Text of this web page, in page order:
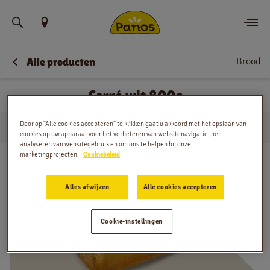
Vind uw locatie
Nieuws
Menu
Winkels
App
Contact
Jobs
Alle producten Brood
Carré wit 800g
Huis
… Brood Carré wit 800g
Door op “Alle cookies accepteren” te klikken gaat u akkoord met het opslaan van
cookies op uw apparaat voor het verbeteren van websitenavigatie, het
analyseren van websitegebruik en om ons te helpen bij onze
marketingprojecten. Cookiebeleid
Alles afwijzen Alle cookies accepteren
Cookie-instellingen